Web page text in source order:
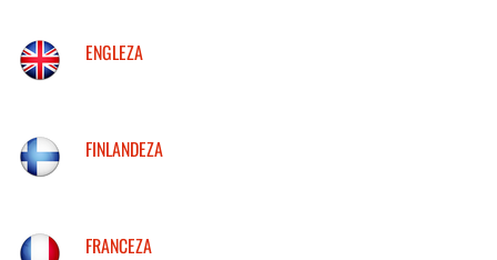
ENGLEZA
FINLANDEZA
FRANCEZA